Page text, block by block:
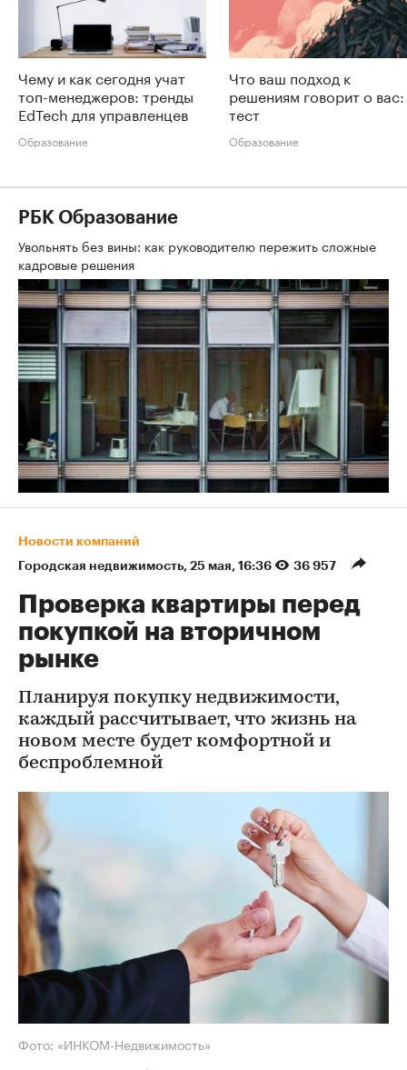
Чему и как сегодня учат
топ-менеджеров: тренды
EdTech для управленцев
Образование
Что ваш подход к
решениям говорит о вас:
тест
Образование
РБК Образование
Увольнять без вины: как руководителю пережить сложные
кадровые решения
Новости компаний
Городская недвижимость⁠, 25 мая, 16:36 36 957
Проверка квартиры перед
покупкой на вторичном
рынке
Планируя покупку недвижимости,
каждый рассчитывает, что жизнь на
новом месте будет комфортной и
беспроблемной
Фото: «ИНКОМ-Недвижимость»